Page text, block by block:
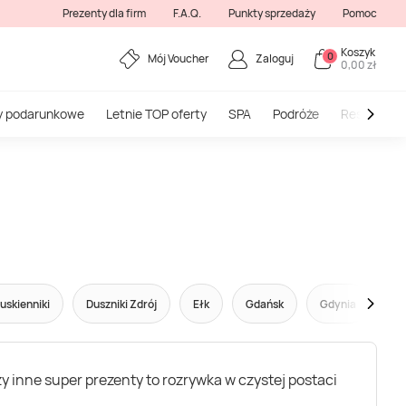
Prezenty dla firm F.A.Q. Punkty sprzedaży Pomoc
Mój Voucher Zaloguj 0 Koszyk
0,00 zł
podarunkowe Letnie TOP oferty SPA Podróże
Duszniki Zdrój Ełk Gdańsk Gdynia
inne super prezenty to rozrywka w czystej postaci